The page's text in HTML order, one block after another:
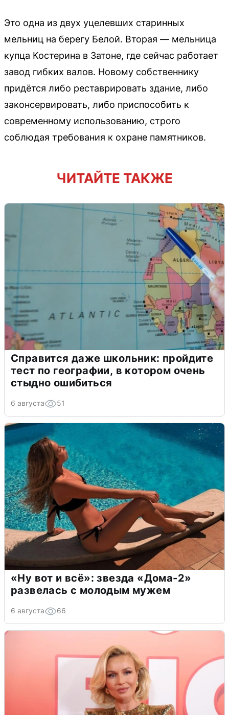
Это одна из двух уцелевших старинных
мельниц на берегу Белой. Вторая — мельница
купца Костерина в Затоне, где сейчас работает
завод гибких валов. Новому собственнику
придётся либо реставрировать здание, либо
законсервировать, либо приспособить к
современному использованию, строго
соблюдая требования к охране памятников.
ЧИТАЙТЕ ТАКЖЕ
Справится даже школьник: пройдите
тест по географии, в котором очень
стыдно ошибиться
6 августа 51
«Ну вот и всё»: звезда «Дома-2»
развелась с молодым мужем
6 августа 66